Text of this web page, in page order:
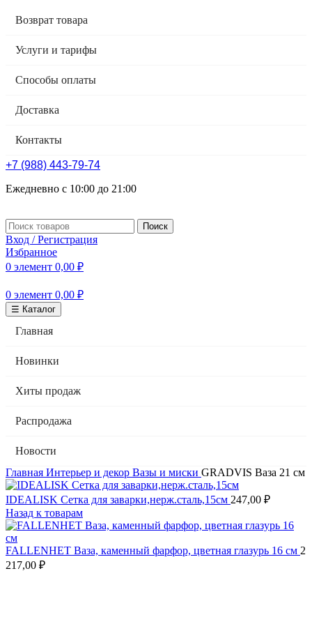
Возврат товара
Услуги и тарифы
Способы оплаты
Доставка
Контакты
+7 (988) 443-79-74
Ежедневно с 10:00 до 21:00
Поиск
Вход / Регистрация
Избранное
0 элемент 0,00 ₽
0 элемент 0,00 ₽
☰ Каталог
Главная
Новинки
Хиты продаж
Распродажа
Новости
Главная Интерьер и декор Вазы и миски GRADVIS Ваза 21 см
IDEALISK Сетка для заварки,нерж.сталь,15см 247,00 ₽
Назад к товарам
FALLENHET Ваза, каменный фарфор, цветная глазурь 16 см 2
217,00 ₽